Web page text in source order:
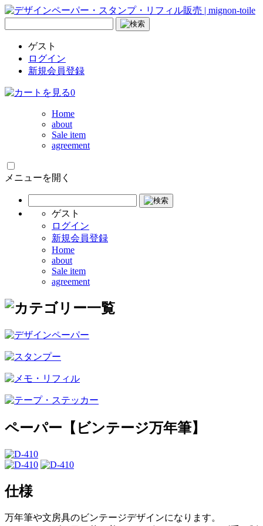
ゲスト
ログイン
新規会員登録
0
Home
about
Sale item
agreement
メニューを開く
ゲスト
ログイン
新規会員登録
Home
about
Sale item
agreement
ペーパー【ビンテージ万年筆】
仕様
万年筆や文房具のビンテージデザインになります。